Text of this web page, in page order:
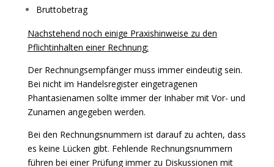
Bruttobetrag
Nachstehend noch einige Praxishinweise zu den
Pflichtinhalten einer Rechnung:
Der Rechnungsempfänger muss immer eindeutig sein.
Bei nicht im Handelsregister eingetragenen
Phantasienamen sollte immer der Inhaber mit Vor- und
Zunamen angegeben werden.
Bei den Rechnungsnummern ist darauf zu achten, dass
es keine Lücken gibt. Fehlende Rechnungsnummern
führen bei einer Prüfung immer zu Diskussionen mit